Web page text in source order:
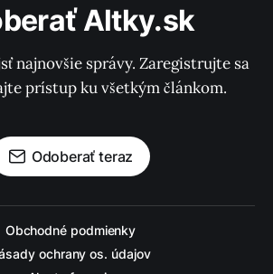
Altky.sk
najnovšie správy. Zaregistrujte sa
prístup ku všetkým článkom.
Odoberať teraz
Obchodné podmienky
ochrany os. údajov